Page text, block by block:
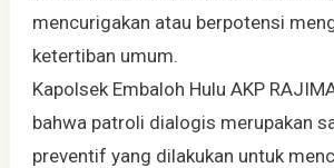
mencurigakan atau berpotensi
ketertiban umum.
Kapolsek Embaloh Hulu AKP
bahwa patroli dialogis merupakan
preventif yang dilakukan untuk